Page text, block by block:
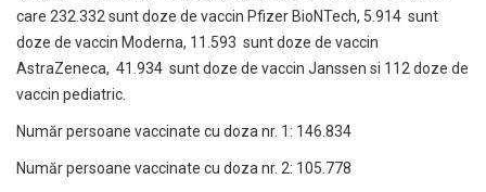
care 232.332 sunt doze de vaccin Pfizer BioNTech, 5.914 sunt
doze de vaccin Moderna, 11.593 sunt doze de vaccin
AstraZeneca, 41.934 sunt doze de vaccin Janssen si 112 doze de
vaccin pediatric.
Număr persoane vaccinate cu doza nr. 1: 146.834
Număr persoane vaccinate cu doza nr. 2: 105.778